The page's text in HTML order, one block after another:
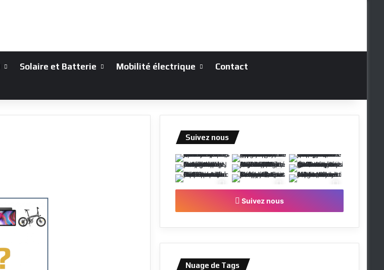
Solaire et Batterie Mobilité électrique Contact
Suivez nous
Suivez nous
Nuage de Tags